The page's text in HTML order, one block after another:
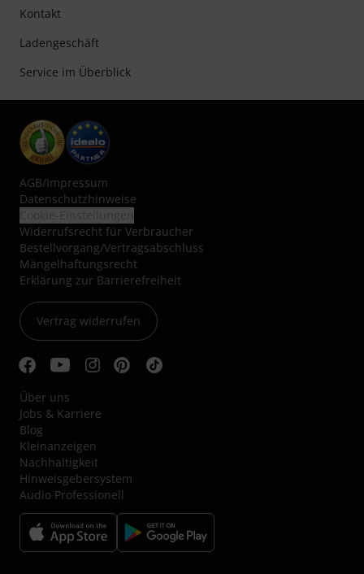
Kontakt
Ladengeschäft
Service im Überblick
AGB/Impressum
Datenschutzhinweise
Widerrufsrecht für Verbraucher
Bestellvorgang/Vertragsabschluss
Mängelhaftungsrecht
Erklärung zur Barrierefreiheit
Vertrag widerrufen
Über uns
Jobs & Karriere
Blog
Kleinanzeigen
Nachhaltigkeit
Hinweisgebersystem
Audio Professionell